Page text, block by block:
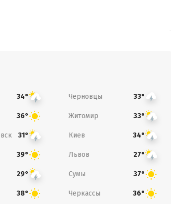
34° Черновцы 33°
36° Житомир 33°
31° Киев 34°
39° Львов 27°
29° Сумы 37°
38° Черкассы 36°